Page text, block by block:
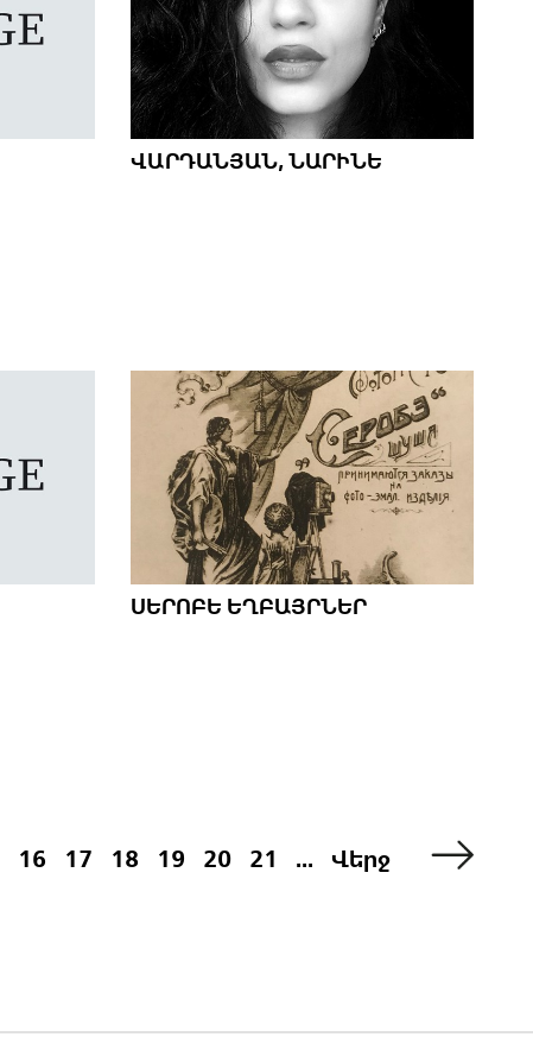
ՎԱՐԴԱՆՅԱՆ, ՆԱՐԻՆԵ
ՍԵՐՈԲԵ ԵՂԲԱՅՐՆԵՐ
16 17 18 19 20 21 ... Վերջ